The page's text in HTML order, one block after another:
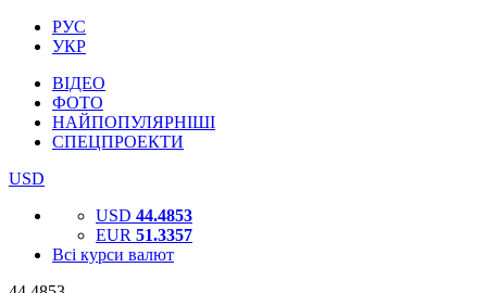
РУС
УКР
ВІДЕО
ФОТО
НАЙПОПУЛЯРНІШІ
СПЕЦПРОЕКТИ
USD
USD 44.4853
EUR 51.3357
Всі курси валют